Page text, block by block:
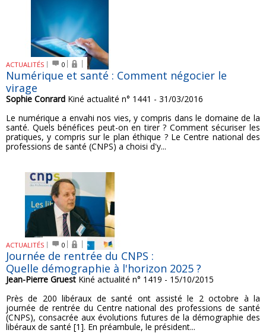
ACTUALITÉS 0
Numérique et santé : Comment négocier le
virage
Sophie Conrard Kiné actualité n° 1441 - 31/03/2016
Le numérique a envahi nos vies, y compris dans le domaine de la
santé. Quels bénéfices peut-on en tirer ? Comment sécuriser les
pratiques, y compris sur le plan éthique ? Le Centre national des
professions de santé (CNPS) a choisi d'y...
ACTUALITÉS 0
Journée de rentrée du CNPS :
Quelle démographie à l'horizon 2025 ?
Jean-Pierre Gruest Kiné actualité n° 1419 - 15/10/2015
Près de 200 libéraux de santé ont assisté le 2 octobre à la
journée de rentrée du Centre national des professions de santé
(CNPS), consacrée aux évolutions futures de la démographie des
libéraux de santé [1]. En préambule, le président...